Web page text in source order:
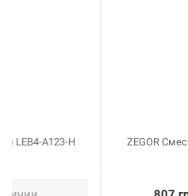
ZEGOR Смеситель для кухни